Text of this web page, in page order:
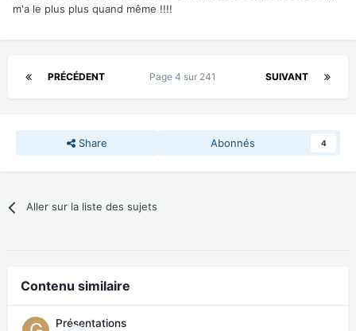
m'a le plus plus quand même !!!!
PRÉCÉDENT SUIVANT
Page 4 sur 241
Share Abonnés 4
Aller sur la liste des sujets
Contenu similaire
Présentations